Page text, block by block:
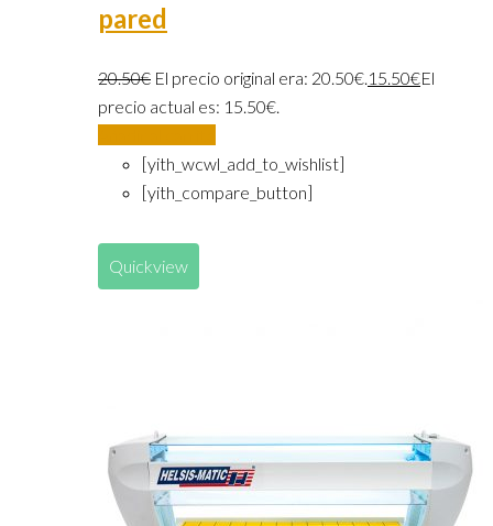
pared
20.50€ El precio original era: 20.50€. 15.50€El
precio actual es: 15.50€.
[yith_wcwl_add_to_wishlist]
[yith_compare_button]
Quickview